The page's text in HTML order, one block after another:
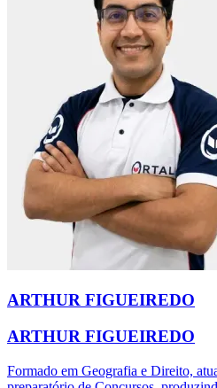
ARTHUR FIGUEIREDO
ARTHUR FIGUEIREDO
Formado em Geografia e Direito,